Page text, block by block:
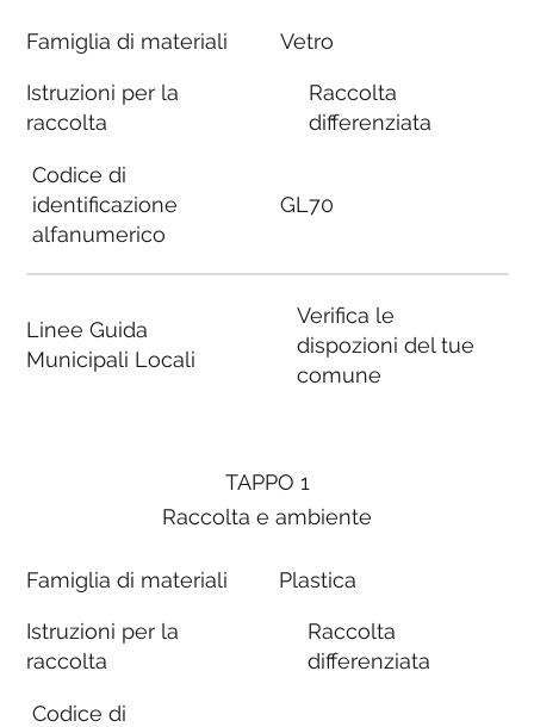
Famiglia di materiali
Istruzioni per la
raccolta
Codice di
identificazione
alfanumerico
Linee Guida
Municipali Locali
Vetro
Raccolta
differenziata
GL70
Verifica le
dispozioni del tue
comune
TAPPO 1
Raccolta e ambiente
Famiglia di materiali
Istruzioni per la
raccolta
Codice di
Plastica
Raccolta
differenziata